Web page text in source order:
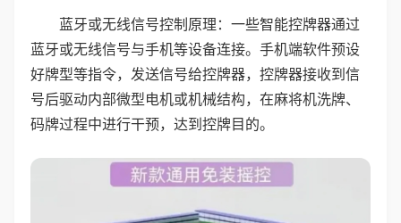
蓝牙或无线信号控制原理：一些智能控牌器通过
蓝牙或无线信号与手机等设备连接。手机端软件预设
好牌型等指令，发送信号给控牌器，控牌器接收到信
号后驱动内部微型电机或机械结构，在麻将机洗牌、
码牌过程中进行干预，达到控牌目的。